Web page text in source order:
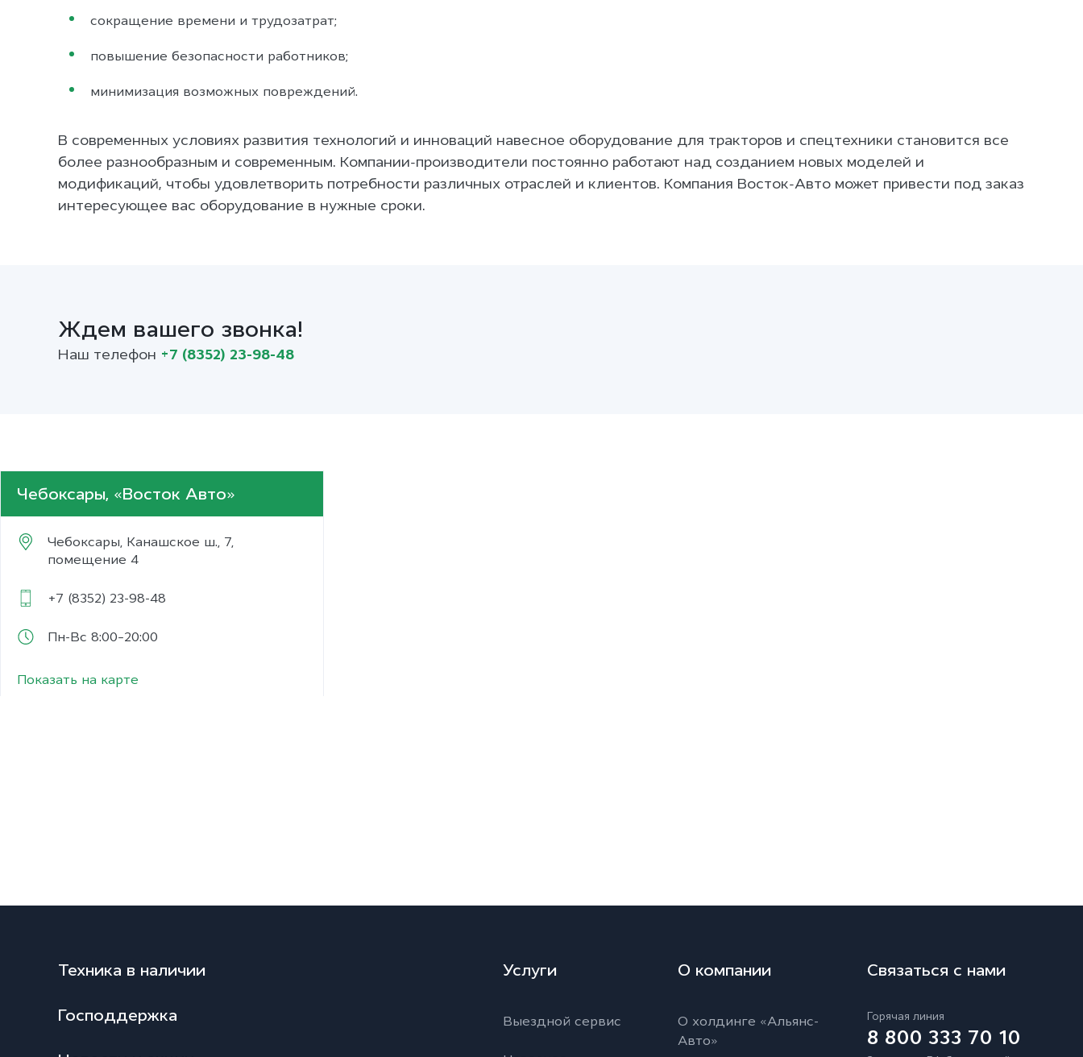
сокращение времени и трудозатрат;
повышение безопасности работников;
минимизация возможных повреждений.
В современных условиях развития технологий и инноваций навесное оборудование для тракторов и спецтехники становится все
более разнообразным и современным. Компании-производители постоянно работают над созданием новых моделей и
модификаций, чтобы удовлетворить потребности различных отраслей и клиентов. Компания Восток-Авто может привести под заказ
интересующее вас оборудование в нужные сроки.
Ждем вашего звонка!
Наш телефон +7 (8352) 23-98-48
Чебоксары, «Восток Авто»
Чебоксары
Канашское ш., 7,
помещение 4
+7 (8352) 23-98-48
Пн-Вс 8:00–20:00
Показать на карте
Техника в наличии
Господдержка
Услуги
Выездной сервис
О компании
О холдинге «Альянс-
Авто»
Связаться с нами
Горячая линия
8 800 333 70 10